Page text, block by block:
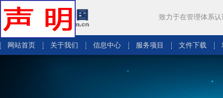
致力于在管理体系
网站首页 关于我们 信息中心 服务项目 文件下载